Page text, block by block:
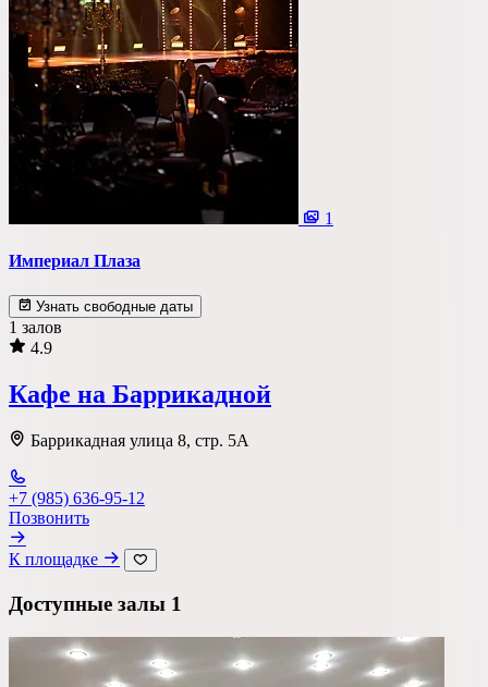
—
Важные условия
Танцпол
Со сценой
С панорамным видом
С шоу программой
Своя парковка
1
Империал Плаза
Узнать свободные даты
1 залов
4.9
Кафе на Баррикадной
Баррикадная улица 8, стр. 5А
+7 (985) 636-95-12
Позвонить
К площадке
Доступные залы 1